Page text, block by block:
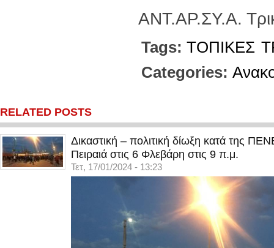
ΑΝΤ.ΑΡ.ΣΥ.Α.
Tags: ΤΟΠΙΚΕΣ
Categories:
RELATED POSTS
Δικαστική – πολιτική δίωξη κατά της
Πειραιά στις 6 Φλεβάρη στις 9 π.μ.
Τετ, 17/01/2024 - 13:23